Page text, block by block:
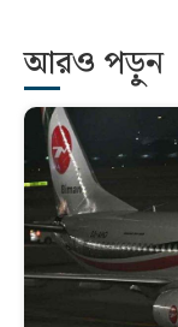
আরও পড়ুন